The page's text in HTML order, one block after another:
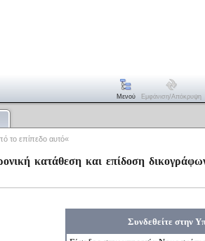
Μενού Εμφάνιση/απόκρυψη